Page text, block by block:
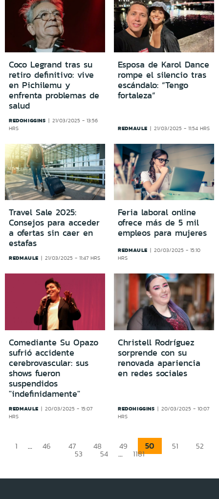
Coco Legrand tras su
retiro definitivo: vive
en Pichilemu y
enfrenta problemas de
salud
REDOHIGGINS
21/03/2025 - 13:56
HRS
Esposa de Karol Dance
rompe el silencio tras
escándalo: “Tengo
fortaleza”
REDMAULE 21/03/2025 - 11:54 HRS
Travel Sale 2025:
Consejos para acceder
a ofertas sin caer en
estafas
REDMAULE 21/03/2025 - 11:47 HRS
Feria laboral online
ofrece más de 5 mil
empleos para mujeres
REDMAULE
20/03/2025 - 15:10
HRS
Comediante Su Opazo
sufrió accidente
cerebrovascular: sus
shows fueron
suspendidos
"indefinidamente"
REDMAULE
20/03/2025 - 15:07
HRS
Christell Rodríguez
sorprende con su
renovada apariencia
en redes sociales
REDOHIGGINS
20/03/2025 - 10:07
HRS
1 ... 46 47 48 49 50 51 52
53 54 ... 1181